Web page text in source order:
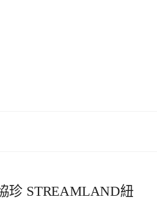
珍 STREAMLAND紐